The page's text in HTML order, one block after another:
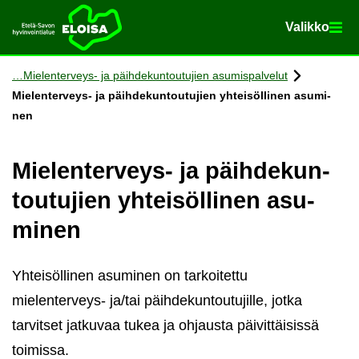
Etusi­vu Va­lik­ko
Va­lik­ko
Siir­ry si­säl­töön
Mielenterveys-​ ja päih­de­kun­tou­tu­jien asu­mis­pal­ve­lut
Mielenterveys-​ ja päih­de­kun­tou­tu­jien yh­tei­söl­li­nen asu­mi­
nen
Mielenterveys-​ ja päih­de­kun­
tou­tu­jien yh­tei­söl­li­nen asu­
mi­nen
Yhteisöllinen asuminen on tarkoitettu
mielenterveys- ja/tai päihdekuntoutujille, jotka
tarvitset jatkuvaa tukea ja ohjausta päivittäisissä
toimissa.